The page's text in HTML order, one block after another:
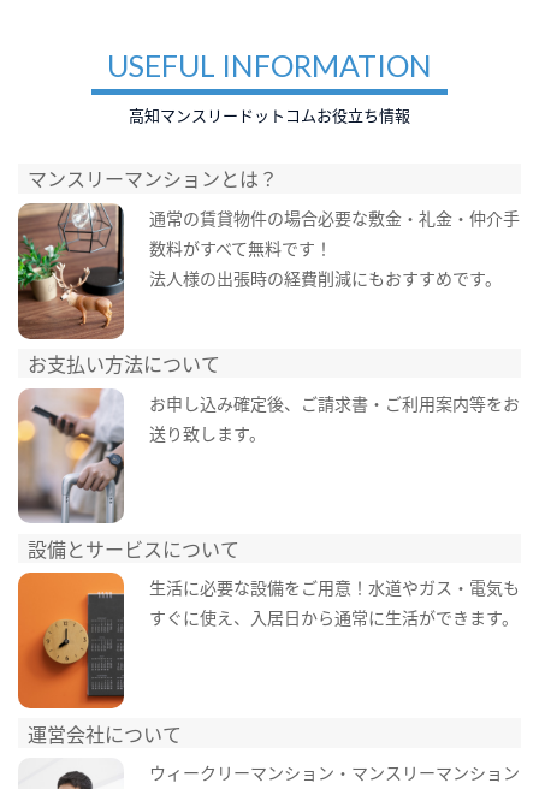
USEFUL INFORMATION
高知マンスリードットコムお役立ち情報
マンスリーマンションとは？
通常の賃貸物件の場合必要な敷金・礼金・仲介手
数料がすべて無料です！
法人様の出張時の経費削減にもおすすめです。
お支払い方法について
お申し込み確定後、ご請求書・ご利用案内等をお
送り致します。
設備とサービスについて
生活に必要な設備をご用意！水道やガス・電気も
すぐに使え、入居日から通常に生活ができます。
運営会社について
ウィークリーマンション・マンスリーマンション